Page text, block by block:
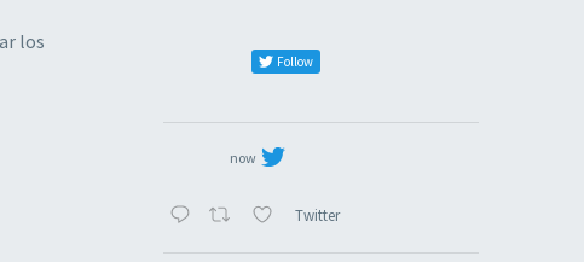
los
Follow
now
Twitter